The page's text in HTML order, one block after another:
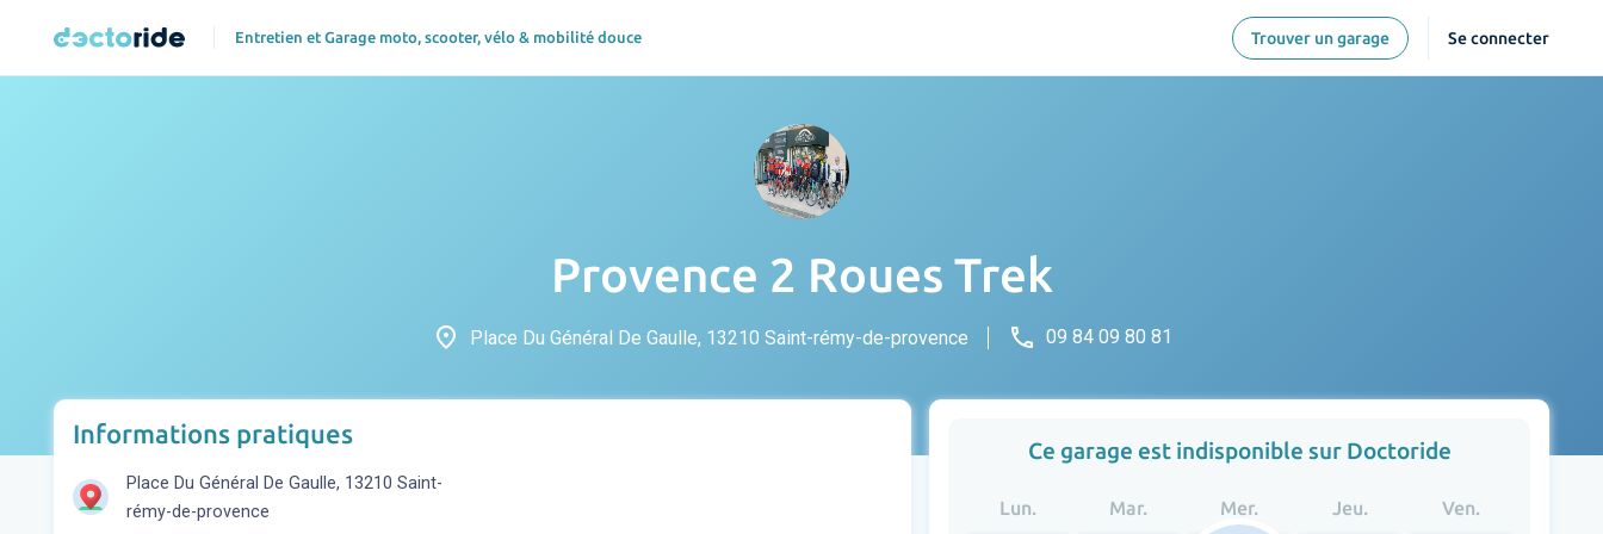
Entretien et Garage moto, scooter, vélo & mobilité douce Trouver un garage Se connecter
Provence 2 Roues Trek
place Place Du Général De Gaulle, 13210 Saint-rémy-de-provence phone 09 84 09 80 81
Informations pratiques
Place Du Général De Gaulle, 13210 Saint-
rémy-de-provence
Ce garage est indisponible sur Doctoride
Lun. Mar. Mer. Jeu. Ven.